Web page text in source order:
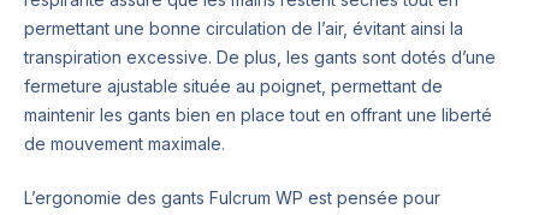
permettant une bonne circulation de l’air, évitant ainsi la
transpiration excessive. De plus, les gants sont dotés d’une
fermeture ajustable située au poignet, permettant de
maintenir les gants bien en place tout en offrant une liberté
de mouvement maximale.
L’ergonomie des gants Fulcrum WP est pensée pour